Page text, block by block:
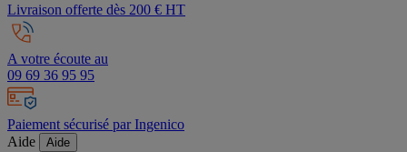
Livraison offerte dès 200 € HT
A votre écoute au
09 69 36 95 95
Paiement sécurisé par Ingenico
Aide
Aide